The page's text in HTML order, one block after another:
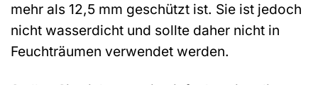
mehr als 12,5 mm geschützt ist. Sie ist jedoch
nicht wasserdicht und sollte daher nicht in
Feuchträumen verwendet werden.